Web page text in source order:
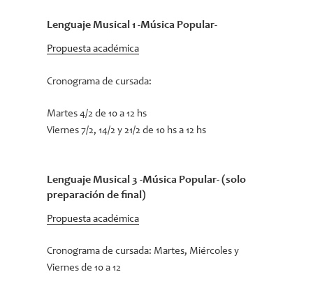
Lenguaje Musical 1 -Música Popular-
Propuesta académica
Cronograma de cursada:
Martes 4/2 de 10 a 12 hs
Viernes 7/2, 14/2 y 21/2 de 10 hs a 12 hs
Lenguaje Musical 3 -Música Popular-(solo
preparación de final)
Propuesta académica
Cronograma de cursada: Martes, Miércoles y
Viernes de 10 a 12